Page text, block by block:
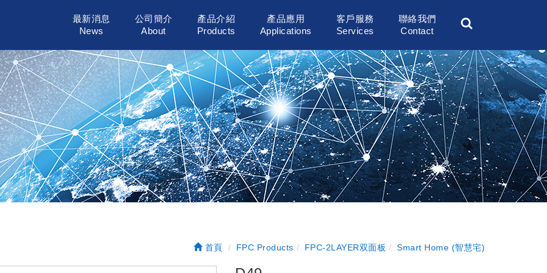
最新消息
News
公司簡介
About
產品介紹
Products
產品應用
Applications
客戶服務
Services
聯絡我們
Contact
首頁 FPC Products FPC-2LAYER双面板 Smart Home (智慧宅)